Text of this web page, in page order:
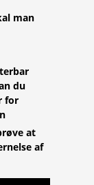
man
du
for
at
af